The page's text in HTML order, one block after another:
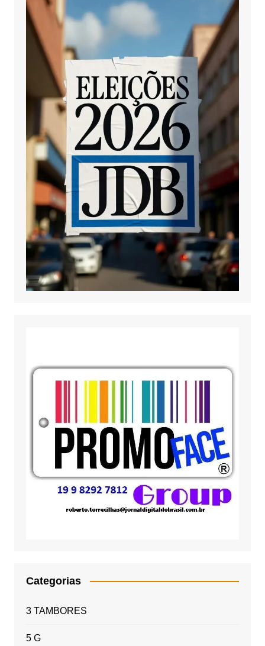
Categorias
3 TAMBORES
5 G